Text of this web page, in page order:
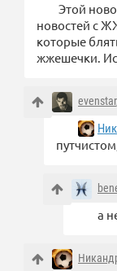
Этой
новостей с
которые
жжешечки.
evenstar
а